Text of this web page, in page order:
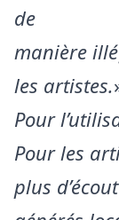
de
manière
les artistes.
Pour
Pour les
plus